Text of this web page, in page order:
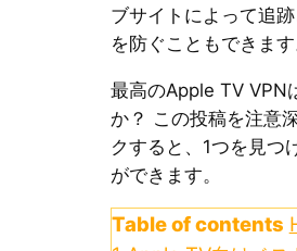
ブサイトによって追
を防ぐこともできます
最高のApple TV VPN
か？ この投稿を注意
クすると、1つを見つ
ができます。
Table of contents